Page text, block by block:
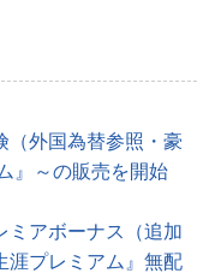
（外国為替参照・豪
』～の販売を開始
ミアボーナス（追加
プレミアム』無配